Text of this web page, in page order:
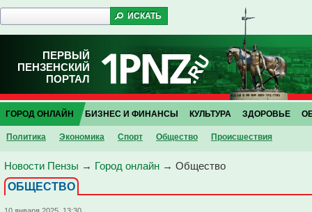
ПЕРВЫЙ
ПЕНЗЕНСКИЙ
ПОРТАЛ
ГОРОД ОНЛАЙН
Политика Экономика Спорт Общество Проиcшествия
БИЗНЕС И ФИНАНСЫ КУЛЬТУРА ЗДОРОВЬЕ
Новости Пензы → Город онлайн → Общество
ОБЩЕСТВО